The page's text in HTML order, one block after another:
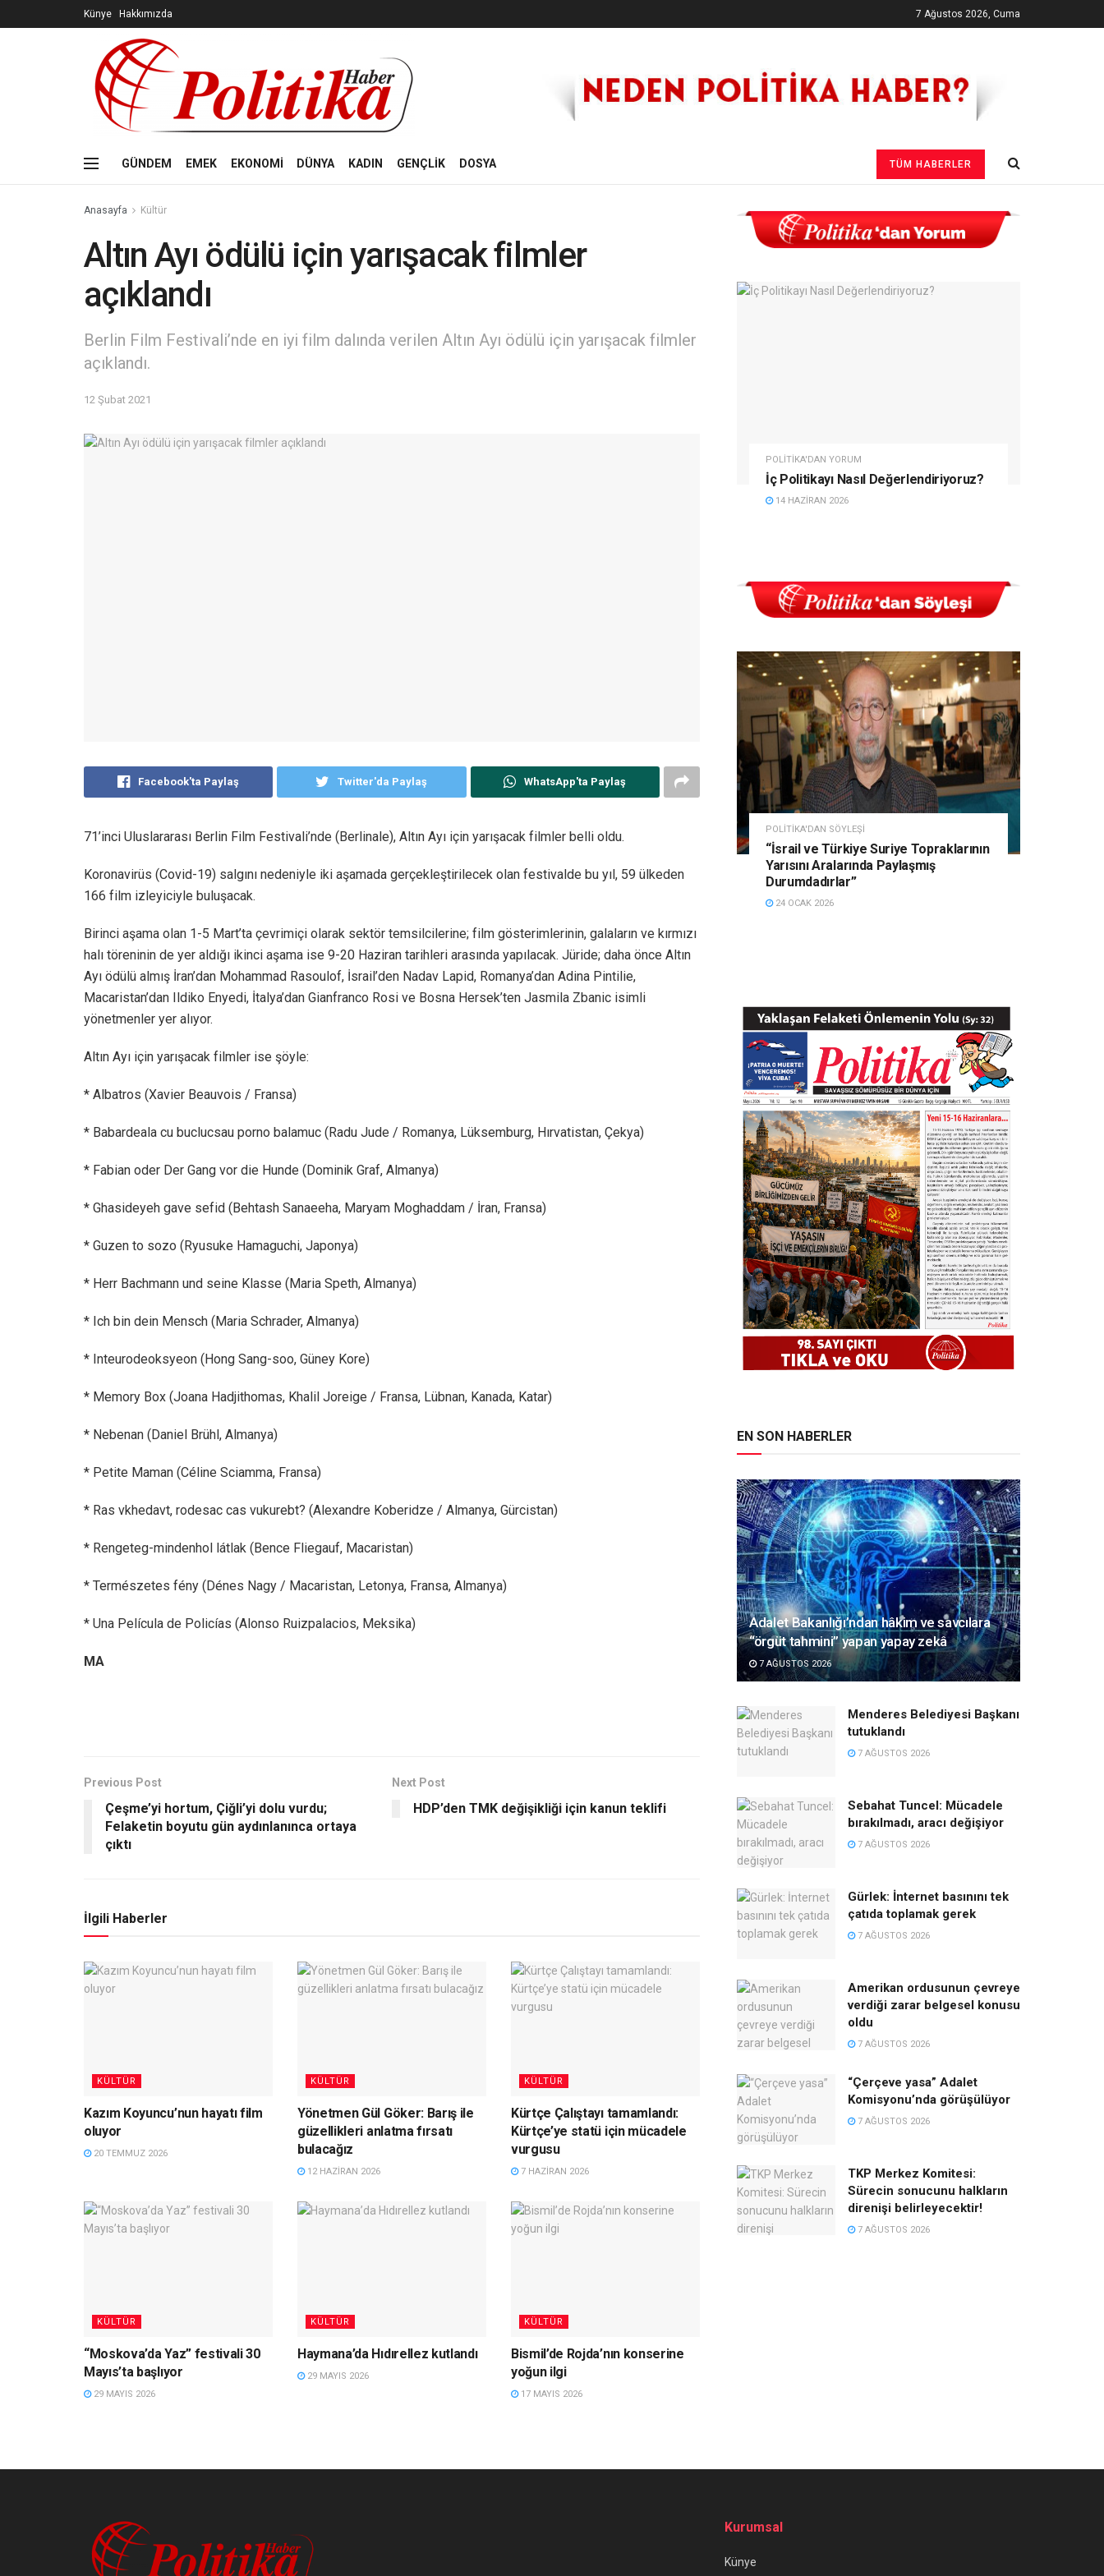
Künye Hakkımızda 7 Ağustos 2026, Cuma
GÜNDEM EMEK EKONOMİ DÜNYA KADIN GENÇLİK DOSYA TÜM HABERLER
Anasayfa Kültür
Altın Ayı ödülü için yarışacak filmler
açıklandı
Berlin Film Festivali’nde en iyi film dalında verilen Altın Ayı ödülü için yarışacak filmler
açıklandı.
12 Şubat 2021
Facebook'ta Paylaş Twitter'da Paylaş WhatsApp'ta Paylaş
71’inci Uluslararası Berlin Film Festivali’nde (Berlinale), Altın Ayı için yarışacak filmler belli oldu.
Koronavirüs (Covid-19) salgını nedeniyle iki aşamada gerçekleştirilecek olan festivalde bu yıl, 59 ülkeden
166 film izleyiciyle buluşacak.
Birinci aşama olan 1-5 Mart’ta çevrimiçi olarak sektör temsilcilerine; film gösterimlerinin, galaların ve kırmızı
halı töreninin de yer aldığı ikinci aşama ise 9-20 Haziran tarihleri arasında yapılacak. Jüride; daha önce Altın
Ayı ödülü almış İran’dan Mohammad Rasoulof, İsrail’den Nadav Lapid, Romanya’dan Adina Pintilie,
Macaristan’dan Ildiko Enyedi, İtalya’dan Gianfranco Rosi ve Bosna Hersek’ten Jasmila Zbanic isimli
yönetmenler yer alıyor.
Altın Ayı için yarışacak filmler ise şöyle:
* Albatros (Xavier Beauvois / Fransa)
* Babardeala cu buclucsau porno balamuc (Radu Jude / Romanya, Lüksemburg, Hırvatistan, Çekya)
* Fabian oder Der Gang vor die Hunde (Dominik Graf, Almanya)
* Ghasideyeh gave sefid (Behtash Sanaeeha, Maryam Moghaddam / İran, Fransa)
* Guzen to sozo (Ryusuke Hamaguchi, Japonya)
* Herr Bachmann und seine Klasse (Maria Speth, Almanya)
* Ich bin dein Mensch (Maria Schrader, Almanya)
* Inteurodeoksyeon (Hong Sang-soo, Güney Kore)
* Memory Box (Joana Hadjithomas, Khalil Joreige / Fransa, Lübnan, Kanada, Katar)
* Nebenan (Daniel Brühl, Almanya)
* Petite Maman (Céline Sciamma, Fransa)
* Ras vkhedavt, rodesac cas vukurebt? (Alexandre Koberidze / Almanya, Gürcistan)
* Rengeteg-mindenhol látlak (Bence Fliegauf, Macaristan)
* Természetes fény (Dénes Nagy / Macaristan, Letonya, Fransa, Almanya)
* Una Película de Policías (Alonso Ruizpalacios, Meksika)
MA
Previous Post
Çeşme’yi hortum, Çiğli’yi dolu vurdu;
Felaketin boyutu gün aydınlanınca ortaya
çıktı
Next Post
HDP’den TMK değişikliği için kanun teklifi
İlgili Haberler
KÜLTÜR
Kazım Koyuncu’nun hayatı film
oluyor
20 TEMMUZ 2026
KÜLTÜR
Yönetmen Gül Göker: Barış ile
güzellikleri anlatma fırsatı
bulacağız
12 HAZIRAN 2026
KÜLTÜR
Kürtçe Çalıştayı tamamlandı:
Kürtçe’ye statü için mücadele
vurgusu
7 HAZIRAN 2026
KÜLTÜR
“Moskova’da Yaz” festivali 30
Mayıs’ta başlıyor
29 MAYIS 2026
KÜLTÜR
Haymana’da Hıdırellez kutlandı
29 MAYIS 2026
KÜLTÜR
Bismil’de Rojda’nın konserine
yoğun ilgi
17 MAYIS 2026
POLITIKA'DAN YORUM
İç Politikayı Nasıl Değerlendiriyoruz?
14 HAZIRAN 2026
POLITIKA'DAN SÖYLEŞI
“İsrail ve Türkiye Suriye Topraklarının
Yarısını Aralarında Paylaşmış
Durumdadırlar”
24 OCAK 2026
EN SON HABERLER
Adalet Bakanlığı’ndan hâkim ve savcılara
“örgüt tahmini” yapan yapay zekâ
7 AĞUSTOS 2026
Menderes Belediyesi Başkanı
tutuklandı
7 AĞUSTOS 2026
Sebahat Tuncel: Mücadele
bırakılmadı, aracı değişiyor
7 AĞUSTOS 2026
Gürlek: İnternet basınını tek
çatıda toplamak gerek
7 AĞUSTOS 2026
Amerikan ordusunun çevreye
verdiği zarar belgesel konusu
oldu
7 AĞUSTOS 2026
“Çerçeve yasa” Adalet
Komisyonu’nda görüşülüyor
7 AĞUSTOS 2026
TKP Merkez Komitesi:
Sürecin sonucunu halkların
direnişi belirleyecektir!
7 AĞUSTOS 2026
Kurumsal
Künye